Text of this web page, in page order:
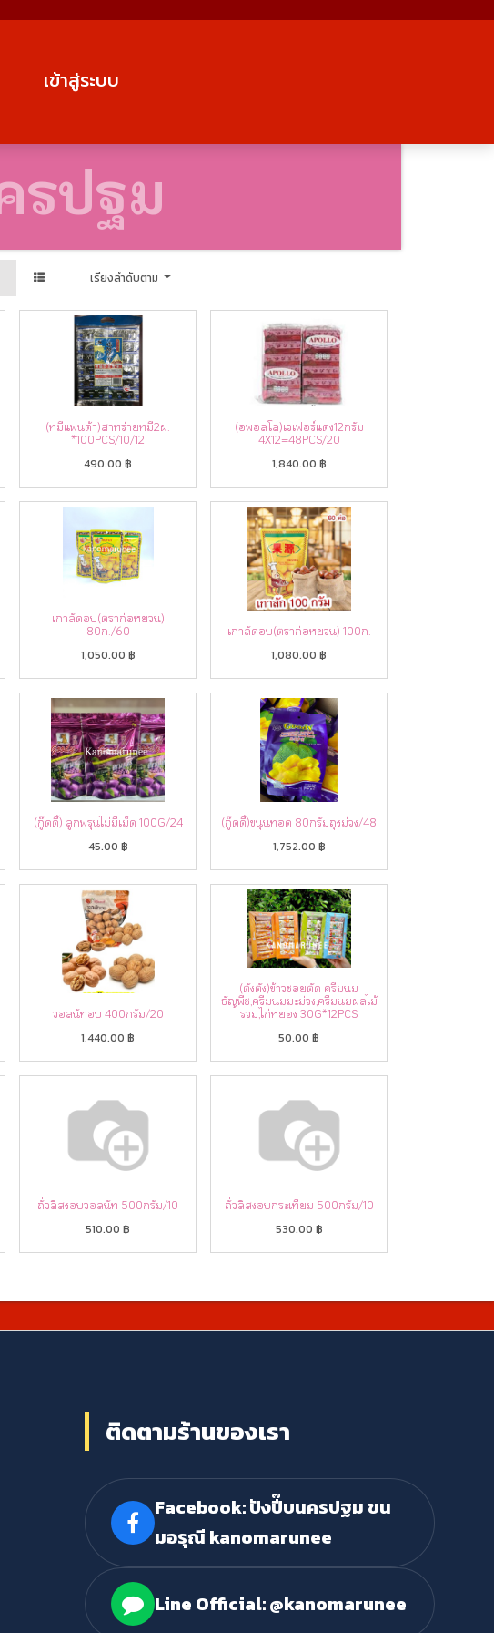
เข้าสู่ระบบ
รปฐม
เรียงลำดับตาม
(หมีแพนด้า)สาหร่ายหมี2ผ.
*100PCS/10/12
490.00 ฿
(อพอลโล)เวเฟอร์แดง12กรัม
4X12=48PCS/20
1,840.00 ฿
เกาลัดอบ(ตราก่อหยวน)
80ก./60
1,050.00 ฿
เกาลัดอบ(ตราก่อหยวน) 100ก.
1,080.00 ฿
(กู๊ดดี้) ลูกพรุนไม่มีเม็ด 100G/24
45.00 ฿
(กู๊ดดี้)ขนุนทอด 80กรัมถุงม่วง/48
1,752.00 ฿
วอลนัทอบ 400กรัม/20
1,440.00 ฿
(ตังตัง)ข้าวซอยตัด ครีมนม
ธัญพืช,ครีมนมมะม่วง,ครีมนมผลไม้
รวม,ไก่หยอง 30G*12PCS
50.00 ฿
ถั่วลิสงอบวอลนัท 500กรัม/10
510.00 ฿
ถั่วลิสงอบกระเทียม 500กรัม/10
530.00 ฿
ติดตามร้านของเรา
Facebook: ปังปี๊บนครปฐม ขน
มอรุณี kanomarunee
Line Official: @kanomarunee